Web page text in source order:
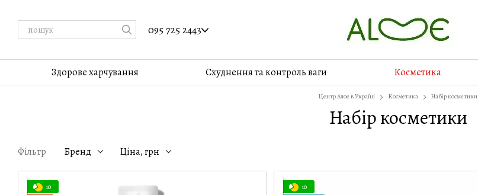
095 725 2443
Здорове харчування Cхуднення та контроль ваги Косметика
Центр Алое в Україні Косметика Набір косметики
Набір косметики
Фільтр Бренд Ціна, грн
10
10